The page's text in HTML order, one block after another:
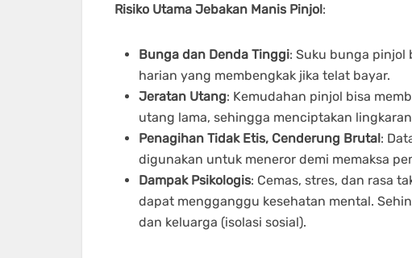
Risiko Utama Jebakan Manis Pinjol:
Bunga dan Denda Tinggi: Suku bunga
harian yang membengkak jika telat bayar.
Jeratan Utang: Kemudahan pinjol bisa
utang lama, sehingga menciptakan
Penagihan Tidak Etis, Cenderung Brutal:
digunakan untuk meneror demi memaksa
Dampak Psikologis: Cemas, stres, dan rasa
dapat mengganggu kesehatan mental.
dan keluarga (isolasi sosial).